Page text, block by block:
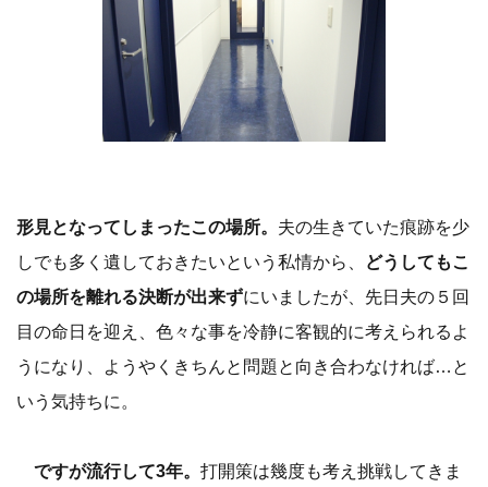
形見となってしまったこの場所。 夫の生きていた痕跡を少
しでも多く遺しておきたいという私情から、
どうしてもこ
の場所を離れる決断が出来ずにいましたが、先日夫の５回
目の命日を迎え、色々な事を冷静に客観的に考えられるよ
うになり、ようやくきちんと問題と向き合わなければ…と
いう気持ちに。
ですが流行して3年。 打開策は幾度も考え挑戦してきま